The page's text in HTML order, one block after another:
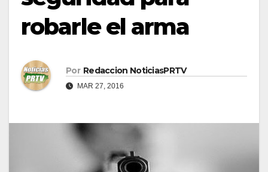
robarle el arma
Por Redaccion NoticiasPRTV
MAR 27, 2016